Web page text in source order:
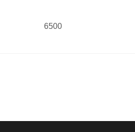
6500